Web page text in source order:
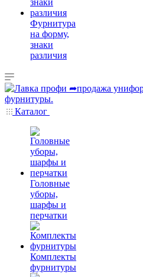
Фурнитура
на форму,
знаки
различия
Каталог
Головные
уборы,
шарфы и
перчатки
Комплекты
фурнитуры